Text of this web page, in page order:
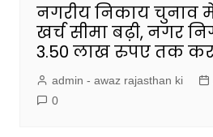
नगरीय निकाय चुनाव में
खर्च सीमा बढ़ी, नगर
3.50 लाख रुपए तक
admin - awaz rajasthan ki
0